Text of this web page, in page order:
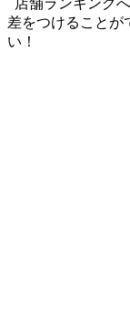
差をつけることが
い！